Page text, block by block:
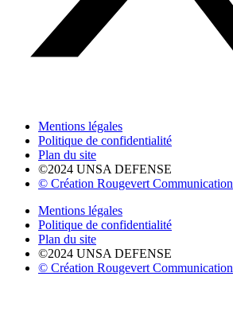
Mentions légales
Politique de confidentialité
Plan du site
©2024 UNSA DEFENSE
© Création Rougevert Communication
Mentions légales
Politique de confidentialité
Plan du site
©2024 UNSA DEFENSE
© Création Rougevert Communication